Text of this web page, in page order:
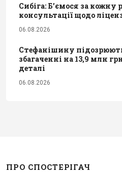
Сибіга: Б’ємося за кожну
консультації щодо
06.08.2026
Стефанішину
збагаченні на 13,9 млн
деталі
06.08.2026
ПРО СПОСТЕРІГАЧ